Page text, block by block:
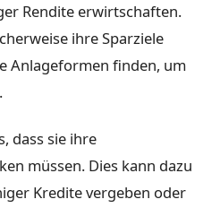
Rendite erwirtschaften.
ihre Sparziele
Anlageformen finden, um
dass sie ihre
müssen. Dies kann dazu
Kredite vergeben oder